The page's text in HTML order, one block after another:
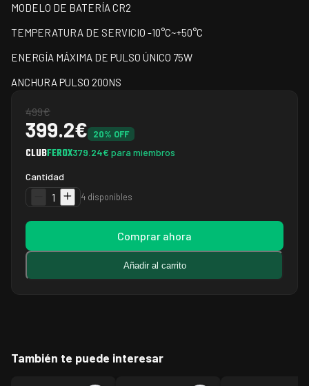
MODELO DE BATERÍA CR2
TEMPERATURA DE SERVICIO -10°C~+50°C
ENERGÍA MÁXIMA DE PULSO ÚNICO 75W
ANCHURA PULSO 200NS
499€
399.2€ 20% OFF
CLUBFEROX379.24€ para miembros
Cantidad
1 4 disponibles
Comprar ahora
Añadir al carrito
También te puede interesar